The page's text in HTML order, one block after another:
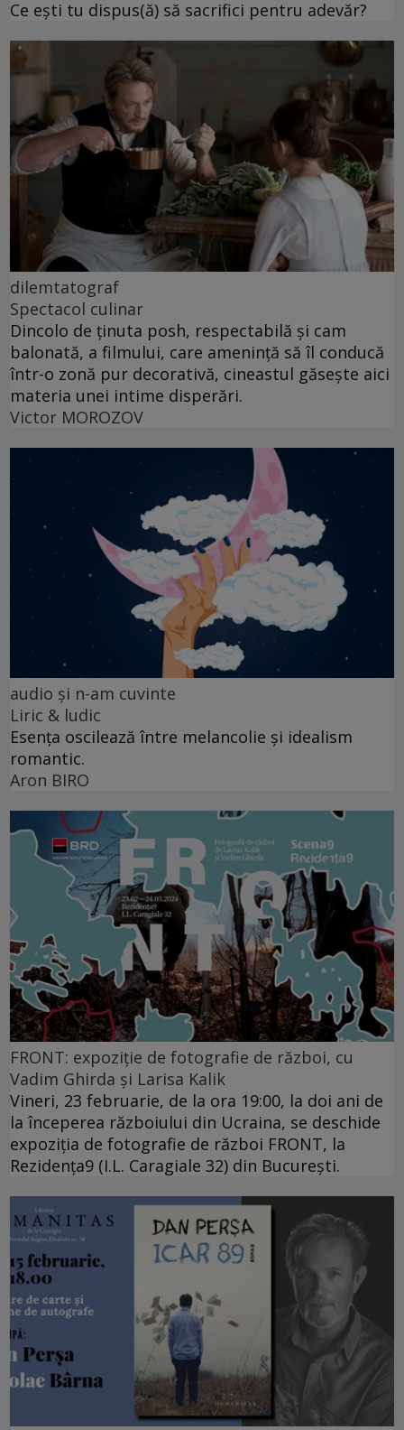
Ce ești tu dispus(ă) să sacrifici pentru adevăr?
dilemtatograf
Spectacol culinar
Dincolo de ținuta posh, respectabilă și cam
balonată, a filmului, care amenință să îl conducă
într-o zonă pur decorativă, cineastul găsește aici
materia unei intime disperări.
Victor MOROZOV
audio şi n-am cuvinte
Liric & ludic
Esența oscilează între melancolie și idealism
romantic.
Aron BIRO
FRONT: expoziție de fotografie de război, cu
Vadim Ghirda și Larisa Kalik
Vineri, 23 februarie, de la ora 19:00, la doi ani de
la începerea războiului din Ucraina, se deschide
expoziția de fotografie de război FRONT, la
Rezidența9 (I.L. Caragiale 32) din București.